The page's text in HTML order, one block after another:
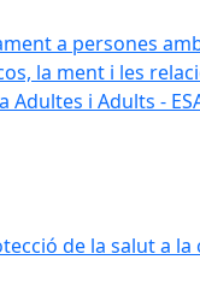
a persones
la ment i les
Adultes i Adults -
de la salut a la